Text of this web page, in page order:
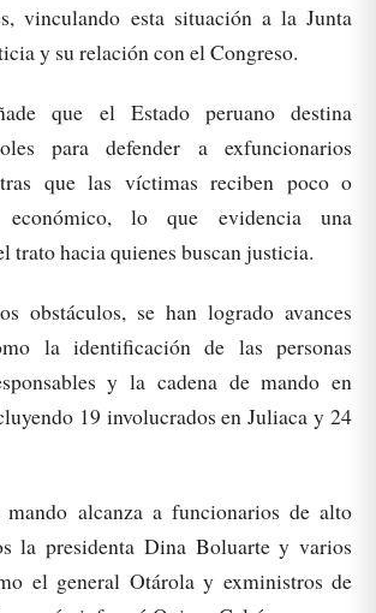
vinculando esta situación a la Junta
y su relación con el Congreso.
que el Estado peruano destina
para defender a exfuncionarios
que las víctimas reciben poco o
económico, lo que evidencia una
trato hacia quienes buscan justicia.
obstáculos, se han logrado avances
la identificación de las personas
y la cadena de mando en
19 involucrados en Juliaca y 24
mando alcanza a funcionarios de alto
la presidenta Dina Boluarte y varios
el general Otárola y exministros de